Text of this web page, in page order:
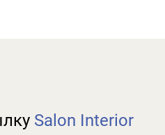
Salon Interior